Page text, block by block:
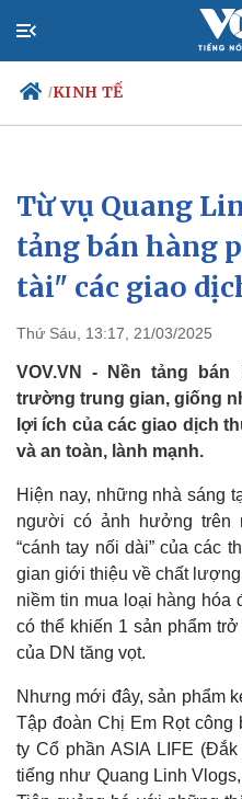
/KINH TẾ
Chính trị
Đảng
Tổ chức nhân sự
Quốc hội
Nhận diện sự thật
Từ vụ Quang
tảng bán hàng
tài" các giao
Thứ Sáu, 13:17, 21/03/2025
VOV.VN - Nền tảng
trường trung gian, giống
lợi ích của các giao dịch
và an toàn, lành mạnh.
Hiện nay, những nhà sáng
người có ảnh hưởng trên
“cánh tay nối dài” của các
gian giới thiệu về chất
niềm tin mua loại hàng hóa
có thể khiến 1 sản phẩm
của DN tăng vọt.
Nhưng mới đây, sản phẩm
Tập đoàn Chị Em Rọt
ty Cổ phần ASIA LIFE
tiếng như Quang Linh